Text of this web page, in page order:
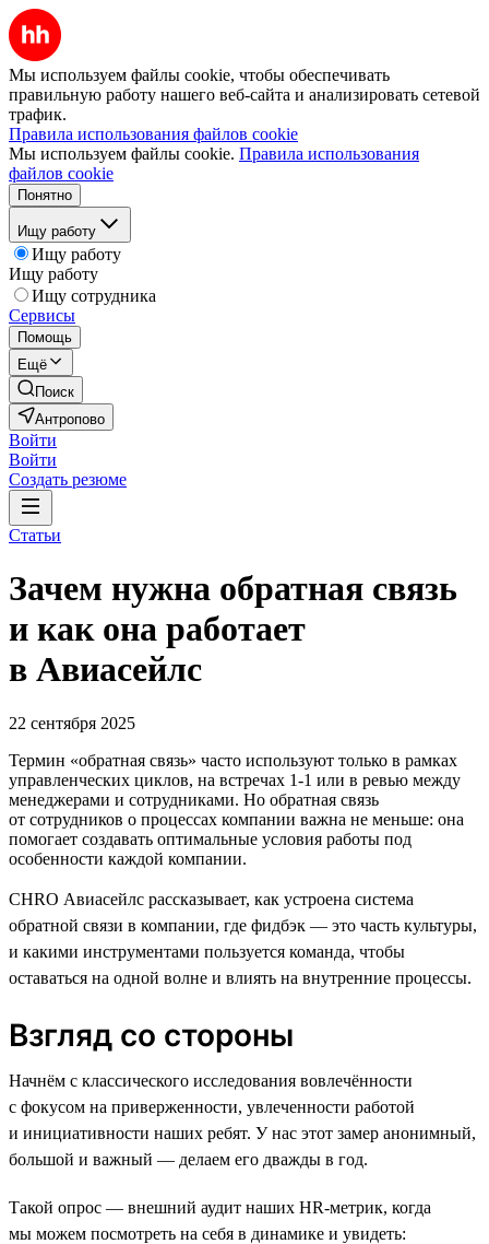
Мы используем файлы cookie, чтобы обеспечивать
правильную работу нашего веб-сайта и анализировать сетевой
трафик.
Правила использования файлов cookie
Мы используем файлы cookie. Правила использования
файлов cookie
Понятно
Ищу работу
Ищу работу
Ищу работу
Ищу сотрудника
Сервисы
Помощь
Ещё
Поиск
Антропово
Войти
Войти
Создать резюме
Статьи
Зачем нужна обратная связь
и как она работает
в Авиасейлс
22 сентября 2025
Термин «обратная связь» часто используют только в рамках
управленческих циклов, на встречах 1-1 или в ревью между
менеджерами и сотрудниками. Но обратная связь
от сотрудников о процессах компании важна не меньше: она
помогает создавать оптимальные условия работы под
особенности каждой компании.
CHRO Авиасейлс рассказывает, как устроена система
обратной связи в компании, где фидбэк — это часть культуры,
и какими инструментами пользуется команда, чтобы
оставаться на одной волне и влиять на внутренние процессы.
Взгляд со стороны
Начнём с классического исследования вовлечённости
с фокусом на приверженности, увлеченности работой
и инициативности наших ребят. У нас этот замер анонимный,
большой и важный — делаем его дважды в год.
Такой опрос — внешний аудит наших HR-метрик, когда
мы можем посмотреть на себя в динамике и увидеть: